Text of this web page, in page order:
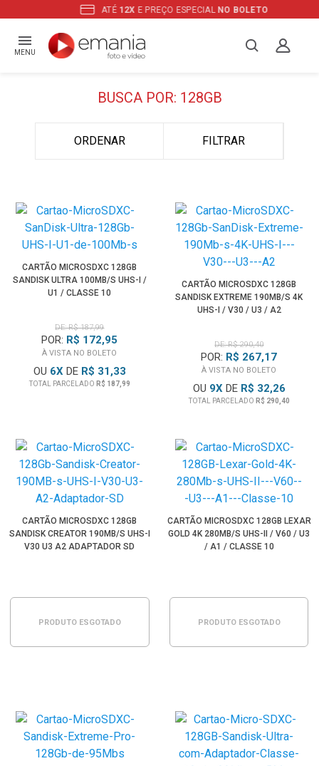
ATÉ12XE PREÇO ESPECIAL NO BOLETO
MENU
BUSCA POR: 128GB
ORDENAR FILTRAR
CARTÃO MICROSDXC 128GB
SANDISK ULTRA 100MB/S UHS-I /
U1 / CLASSE 10
DE: R$ 187,99
POR: R$ 172,95
À VISTA NO BOLETO
OU 6XDE R$ 31,33
TOTAL PARCELADO R$ 187,99
CARTÃO MICROSDXC 128GB
SANDISK EXTREME 190MB/S 4K
UHS-I / V30 / U3 / A2
DE: R$ 290,40
POR: R$ 267,17
À VISTA NO BOLETO
OU 9XDE R$ 32,26
TOTAL PARCELADO R$ 290,40
CARTÃO MICROSDXC 128GB
SANDISK CREATOR 190MB/S UHS-I
V30 U3 A2 ADAPTADOR SD
PRODUTO ESGOTADO
CARTÃO MICROSDXC 128GB LEXAR
GOLD 4K 280MB/S UHS-II / V60 / U3
/ A1 / CLASSE 10
PRODUTO ESGOTADO